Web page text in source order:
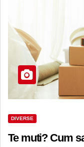
DIVERSE
Te muti? Cum